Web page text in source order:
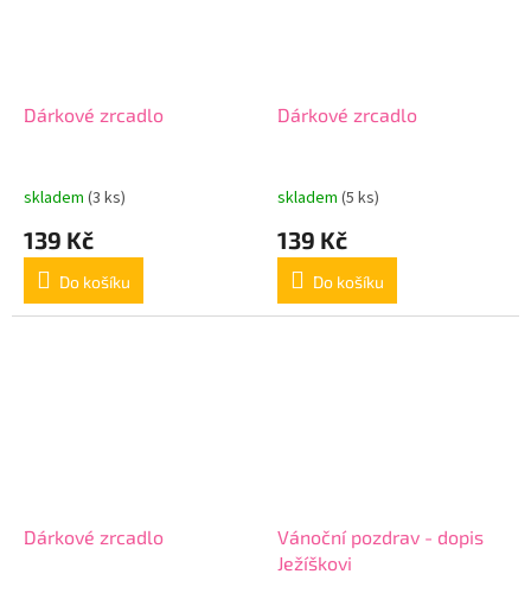
Dárkové zrcadlo
skladem (3 ks)
139 Kč
Do košíku
Dárkové zrcadlo
skladem (5 ks)
139 Kč
Do košíku
Dárkové zrcadlo
Vánoční pozdrav - dopis
Ježíškovi